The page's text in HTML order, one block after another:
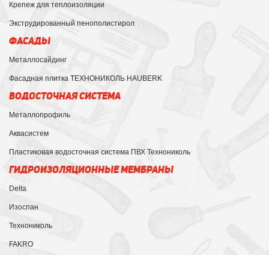
Крепеж для теплоизоляции
Экструдированный пенополистирол
ФАСАДЫ
Металлосайдинг
Фасадная плитка ТЕХНОНИКОЛЬ HAUBERK
ВОДОСТОЧНАЯ СИСТЕМА
Металлопрофиль
Аквасистем
Пластиковая водосточная система ПВХ Технониколь
ГИДРОИЗОЛЯЦИОННЫЕ МЕМБРАНЫ
Delta
Изоспан
Технониколь
FAKRO